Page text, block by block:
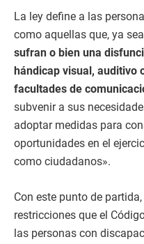
La ley define a las
como aquellas que, ya
sufran o bien una
hándicap visual, auditivo
facultades de
subvenir a sus
adoptar medidas para
oportunidades en el
como ciudadanos».
Con este punto de
restricciones que el
las personas con